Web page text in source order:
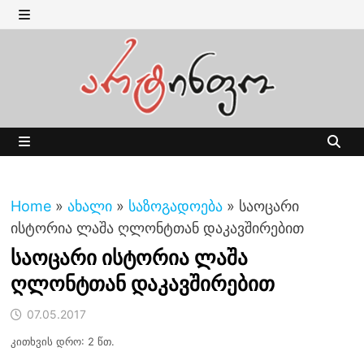
Skip
to MENU
Home » ახალი » საზოგადოება » საოცარი
ისტორია ლაშა ღლონტთან დაკავშირებით
საოცარი ისტორია ლაშა
ღლონტთან დაკავშირებით
07.05.2017
კითხვის დრო: 2 წთ.